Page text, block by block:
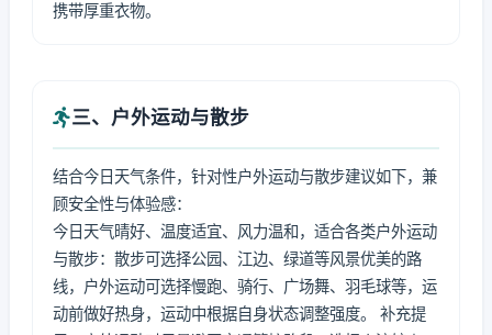
携带厚重衣物。
三、户外运动与散步
结合今日天气条件，针对性户外运动与散步建议如下，兼
顾安全性与体验感：
今日天气晴好、温度适宜、风力温和，适合各类户外运动
与散步：散步可选择公园、江边、绿道等风景优美的路
线，户外运动可选择慢跑、骑行、广场舞、羽毛球等，运
动前做好热身，运动中根据自身状态调整强度。 补充提